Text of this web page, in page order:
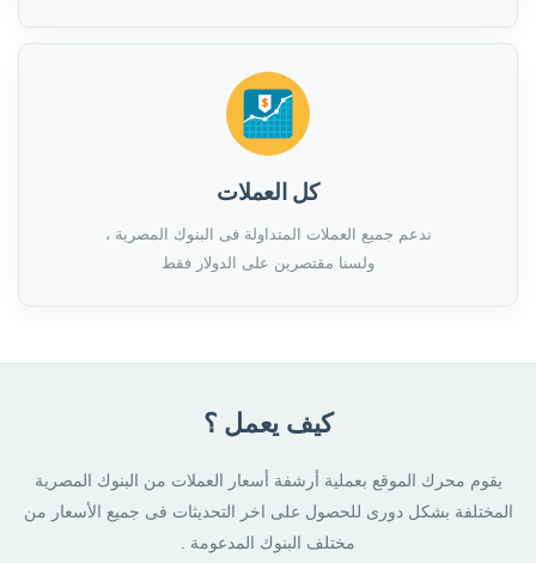
كل العملات
ندعم جميع العملات المتداولة فى البنوك المصرية ،
ولسنا مقتصرين على الدولار فقط
كيف يعمل ؟
يقوم محرك الموقع بعملية أرشفة أسعار العملات من البنوك المصرية
المختلفة بشكل دورى للحصول على اخر التحديثات فى جميع الأسعار من
مختلف البنوك المدعومة .